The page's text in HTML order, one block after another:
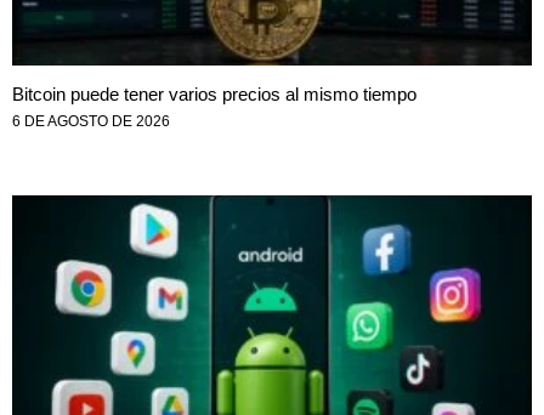
Bitcoin puede tener varios precios al mismo tiempo
6 DE AGOSTO DE 2026